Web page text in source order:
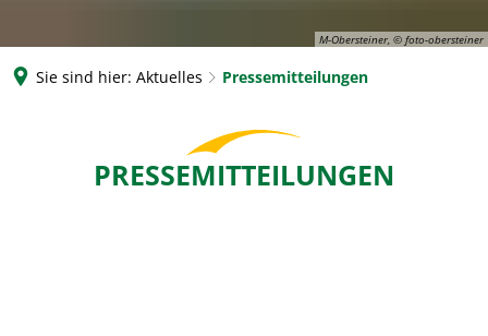
M-Obersteiner, © foto-obersteiner
Sie sind hier: Aktuelles Pressemitteilungen
Pressemitteilungen
PRESSEMITTEILUNGEN